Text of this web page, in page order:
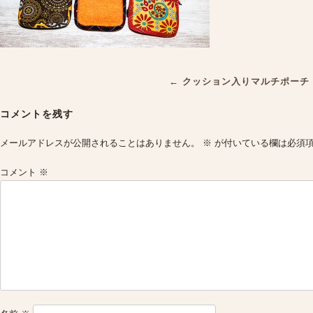
← クッション入りマルチポーチ
コメントを残す
メールアドレスが公開されることはありません。 ※ が付いている欄は必須
コメント ※